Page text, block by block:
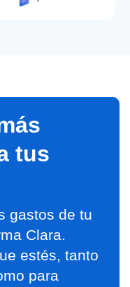
tus
gastos de tu
Clara.
estés, tanto
para